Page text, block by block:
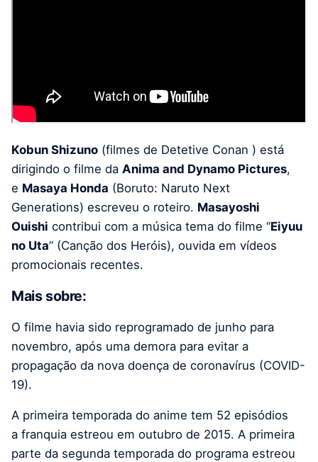
Kobun Shizuno (filmes de Detetive Conan ) está
dirigindo o filme da Anima and Dynamo Pictures,
e Masaya Honda (Boruto: Naruto Next
Generations) escreveu o roteiro. Masayoshi
Ouishi contribui com a música tema do filme “Eiyuu
no Uta” (Canção dos Heróis), ouvida em vídeos
promocionais recentes.
Mais sobre:
O filme havia sido reprogramado de junho para
novembro, após uma demora para evitar a
propagação da nova doença de coronavírus (COVID-
19).
A primeira temporada do anime tem 52 episódios
a franquia estreou em outubro de 2015. A primeira
parte da segunda temporada do programa estreou